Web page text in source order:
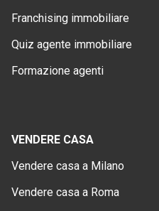
Franchising immobiliare
Quiz agente immobiliare
Formazione agenti
VENDERE CASA
Vendere casa a Milano
Vendere casa a Roma